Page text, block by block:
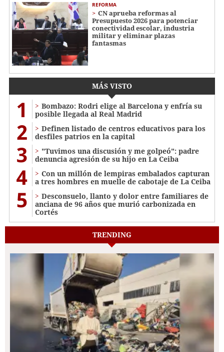
REFORMA
CN aprueba reformas al
Presupuesto 2026 para potenciar
conectividad escolar, industria
militar y eliminar plazas
fantasmas
MÁS VISTO
1
Bombazo: Rodri elige al Barcelona y enfría su
posible llegada al Real Madrid
2
Definen listado de centros educativos para los
desfiles patrios en la capital
3
"Tuvimos una discusión y me golpeó": padre
denuncia agresión de su hijo en La Ceiba
4
Con un millón de lempiras embalados capturan
a tres hombres en muelle de cabotaje de La Ceiba
5
​​​​Desconsuelo, llanto y dolor entre familiares de
anciana de 96 años que murió carbonizada en
Cortés
TRENDING